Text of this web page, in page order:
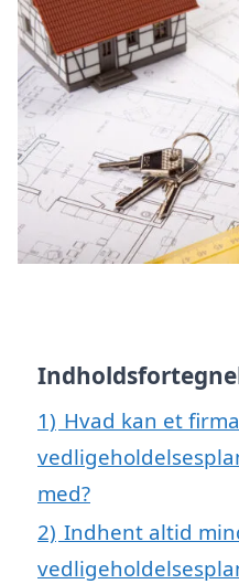
1) Hvad kan et
med?
2) Indhent altid